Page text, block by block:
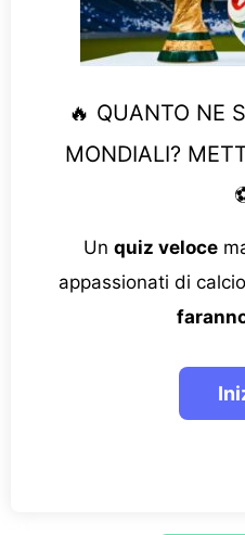
🔥 QUANTO NE
MONDIALI?
Un quiz veloce
appassionati di